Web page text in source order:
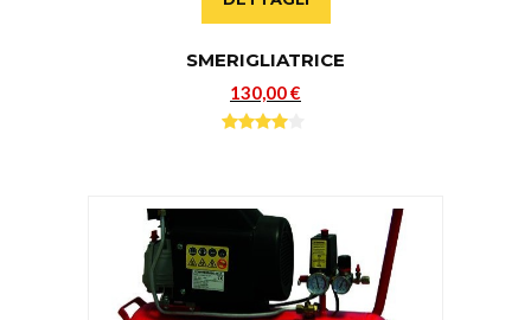
SMERIGLIATRICE
130,00 €